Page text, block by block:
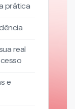
prática
real
e